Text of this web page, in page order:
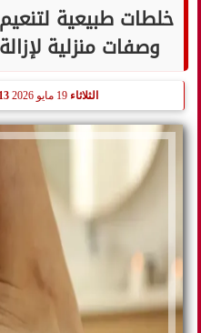
خلطات طبيعية
وصفات منزلية
الثلاثاء 19 مايو 2026